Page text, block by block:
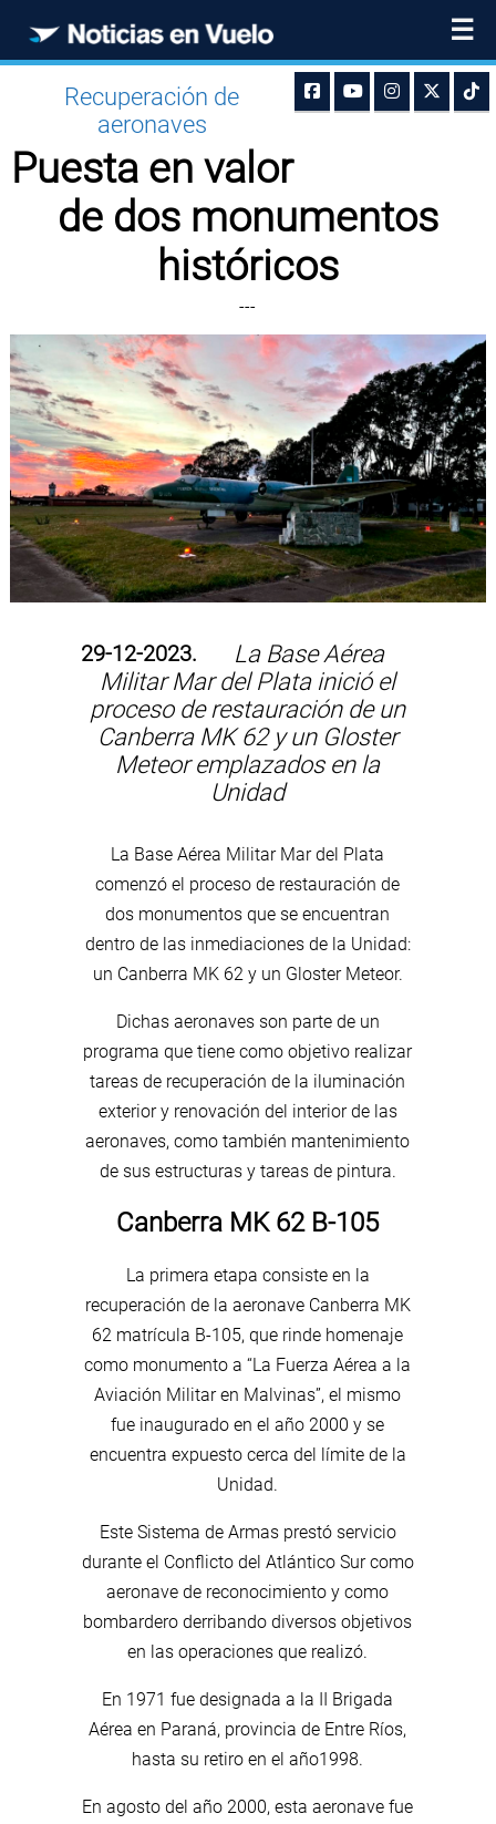
☰
Recuperación de
aeronaves
Puesta en valor
de dos monumentos
históricos
---
29-12-2023.
La Base Aérea
Militar Mar del Plata inició el
proceso de restauración de un
Canberra MK 62 y un Gloster
Meteor emplazados en la
Unidad
La Base Aérea Militar Mar del Plata
comenzó el proceso de restauración de
dos monumentos que se encuentran
dentro de las inmediaciones de la Unidad:
un Canberra MK 62 y un Gloster Meteor.
Dichas aeronaves son parte de un
programa que tiene como objetivo realizar
tareas de recuperación de la iluminación
exterior y renovación del interior de las
aeronaves, como también mantenimiento
de sus estructuras y tareas de pintura.
Canberra MK 62 B-105
La primera etapa consiste en la
recuperación de la aeronave Canberra MK
62 matrícula B-105, que rinde homenaje
como monumento a “La Fuerza Aérea a la
Aviación Militar en Malvinas”, el mismo
fue inaugurado en el año 2000 y se
encuentra expuesto cerca del límite de la
Unidad.
Este Sistema de Armas prestó servicio
durante el Conflicto del Atlántico Sur como
aeronave de reconocimiento y como
bombardero derribando diversos objetivos
en las operaciones que realizó.
En 1971 fue designada a la II Brigada
Aérea en Paraná, provincia de Entre Ríos,
hasta su retiro en el año1998.
En agosto del año 2000, esta aeronave fue